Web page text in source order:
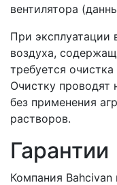
вентилятора
При эксплуатации
воздуха,
требуется
Очистку проводят
без применения
растворов.
Гарантии
Компания Bahcivan